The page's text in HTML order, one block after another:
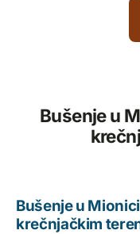
Bušenje u
Bušenje u
krečnjačkim